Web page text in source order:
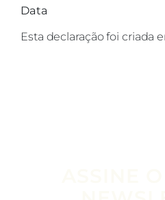
Data
Esta declaração foi criada